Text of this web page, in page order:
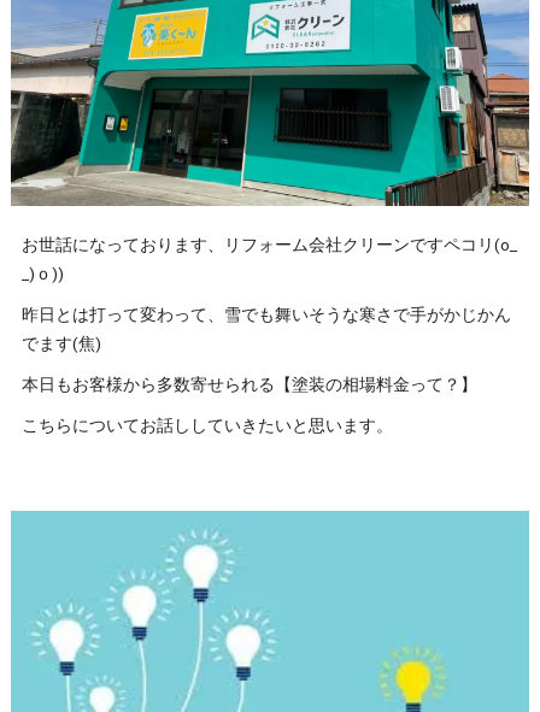
お世話になっております、リフォーム会社クリーンですペコリ(o_
_)ｏ))
昨日とは打って変わって、雪でも舞いそうな寒さで手がかじかん
でます(焦)
本日もお客様から多数寄せられる【塗装の相場料金って？】
こちらについてお話ししていきたいと思います。